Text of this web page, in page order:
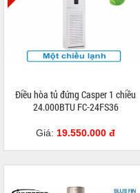
Điều hòa tủ đứng Casper 1 chiều
24.000BTU FC-24FS36
Giá: 19.550.000 đ